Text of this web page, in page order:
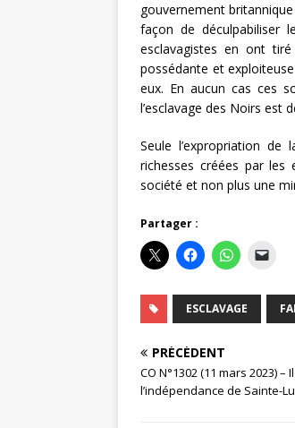
gouvernement
façon de déculpabiliser
esclavagistes en ont
possédante et
eux. En aucun cas ces
l’esclavage des Noirs est
Seule l’expropriation
richesses créées par les
société et non plus une
Partager :
ESCLAVAGE
PRÉCÉDENT
CO N°1302 (11 mars 2023) –
l’indépendance de Sainte-